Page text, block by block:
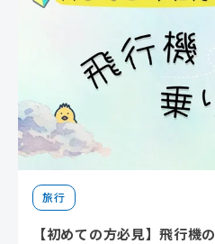
旅行
【初めての方必見】飛行機